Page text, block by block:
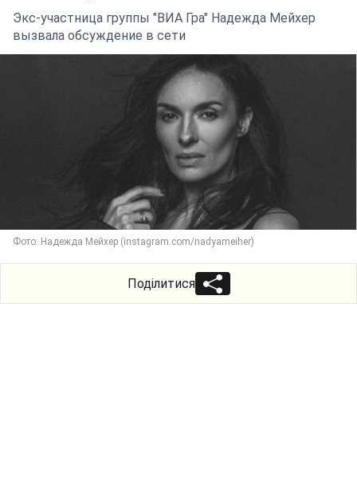
Экс-участница группы "ВИА Гра" Надежда Мейхер
вызвала обсуждение в сети
Фото: Надежда Мейхер (instagram.com/nadyameiher)
Поділитися